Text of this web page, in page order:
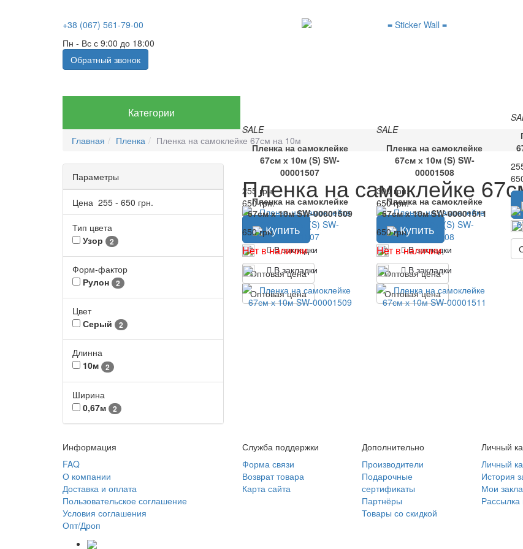
+38 (067) 561-79-00
Пн - Вс с 9:00 до 18:00
Обратный звонок
Категории
Главная Пленка Пленка на самоклейке 67см на 10м
Параметры
Цена 255 - 650 грн.
Тип цвета
Узор
2
Форм-фактор
Рулон
2
Цвет
Серый
2
Длинна
10м
2
Ширина
0,67м
2
Пленка на самоклейке
SALE
Пленка на самоклейке
67см х 10м (S) SW-
00001507
255 грн.
650 грн.
Купить
В закладки
Оптовая цена
SALE
Пленка на самоклейке
67см х 10м (S) SW-
00001508
300 грн.
650 грн.
Купить
В закладки
Оптовая цена
Пленка на самоклейке
67см х 10м SW-00001509
650 грн.
Нет в наличии
В закладки
Оптовая цена
Пленка на самоклейке
67см х 10м SW-00001511
650 грн.
Нет в наличии
В закладки
Оптовая цена
Информация
FAQ
О компании
Доставка и оплата
Пользовательское соглашение
Условия соглашения
Опт/Дроп
Служба поддержки
Форма связи
Возврат товара
Карта сайта
Дополнительно
Производители
Подарочные
сертификаты
Партнёры
Товары со скидкой
Личный
Личный
История
Мои
Рассылка